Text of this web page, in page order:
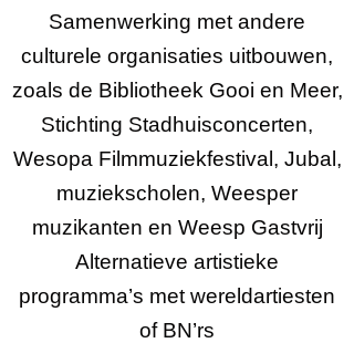
Samenwerking met andere
culturele organisaties uitbouwen,
zoals de Bibliotheek Gooi en Meer,
Stichting Stadhuisconcerten,
Wesopa Filmmuziekfestival, Jubal,
muziekscholen, Weesper
muzikanten en Weesp Gastvrij
Alternatieve artistieke
programma’s met wereldartiesten
of BN’rs